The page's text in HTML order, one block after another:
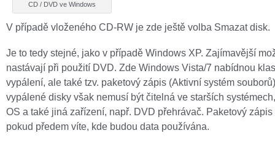
CD / DVD ve Windows
V případě vloženého CD-RW je zde ještě volba Smazat disk.
Je to tedy stejné, jako v případě Windows XP. Zajímavější
nastávají při použití DVD. Zde Windows Vista/7 nabídnou
vypálení, ale také tzv. paketový zápis (Aktivní systém
vypálené disky však nemusí být čitelná ve starších
OS a také jiná zařízení, např. DVD přehrávač. Paketový zápis
pokud předem víte, kde budou data používána.